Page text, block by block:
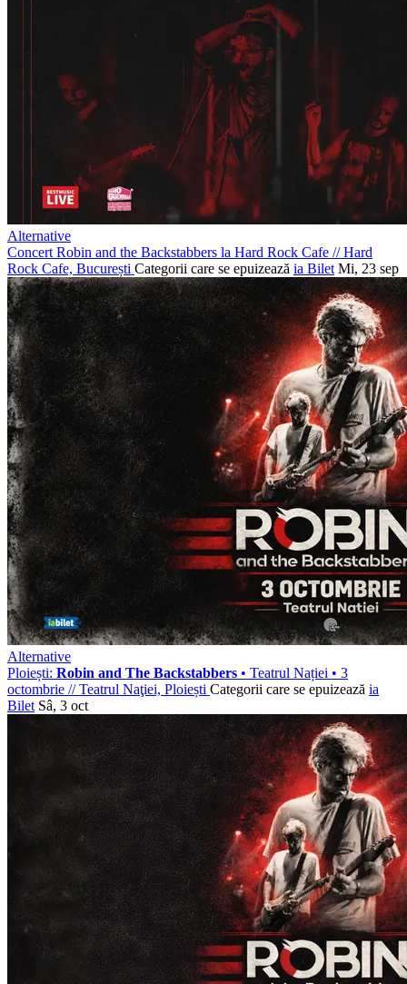
Alternative
Concert Robin and the Backstabbers la Hard Rock Cafe //Hard
Rock Cafe, București Categorii care se epuizează ia Bilet Mi, 23 sep
Alternative
Ploiești: Robin and The Backstabbers • Teatrul Nației • 3
octombrie //Teatrul Naţiei, Ploiești Categorii care se epuizează ia
Bilet Sâ, 3 oct